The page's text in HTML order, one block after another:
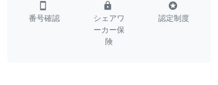
smartphone
番号確認
lock
シェアワ
ーカー保
険
stars
認定制度